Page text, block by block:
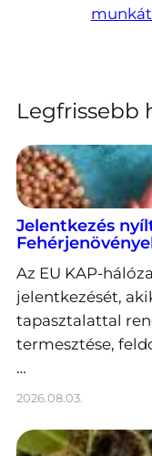
Legfrissebb
Jelentkezés
Az EU KAP-
jelentkezését,
tapasztalattal
termesztése,
…
2026.08.03.